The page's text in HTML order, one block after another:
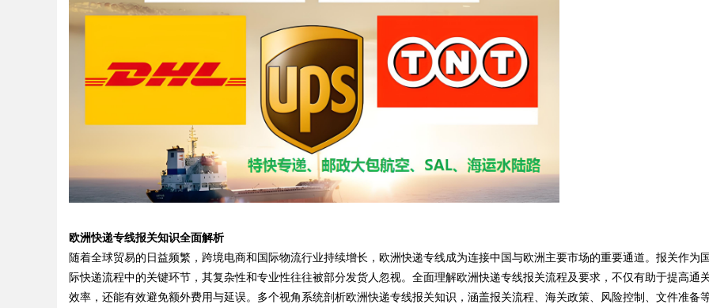
!
欧洲快递专线报关知识全面解析
随着全球贸易的日益频繁，跨境电商和国际物流行业持续增长，欧洲快递专线成为连接中国与欧洲主要市场的重要通道。报关作为
际快递流程中的关键环节，其复杂性和专业性往往被部分发货人忽视。全面理解欧洲快递专线报关流程及要求，不仅有助于提高通
效率，还能有效避免额外费用与延误。多个视角系统剖析欧洲快递专线报关知识，涵盖报关流程、海关政策、风险控制、文件准备